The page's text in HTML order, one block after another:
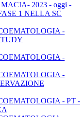
2023 - oggi -
1 NELLA SC
-
-
-
- PT -